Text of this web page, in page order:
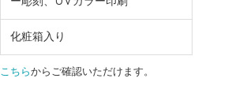
化粧箱入り
こちらからご確認いただけます。